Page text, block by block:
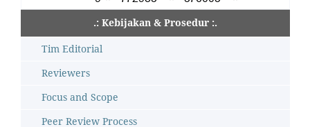
.: Kebijakan & Prosedur :.
Tim Editorial
Reviewers
Focus and Scope
Peer Review Process